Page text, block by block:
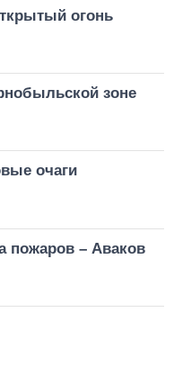
огонь
зоне
очаги
пожаров – Аваков